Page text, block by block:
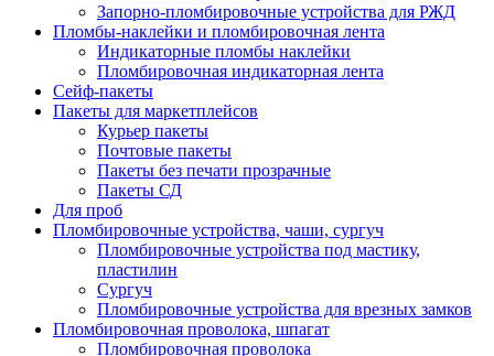
Запорно-пломбировочные устройства для РЖД
Пломбы-наклейки и пломбировочная лента
Индикаторные пломбы наклейки
Пломбировочная индикаторная лента
Сейф-пакеты
Пакеты для маркетплейсов
Курьер пакеты
Почтовые пакеты
Пакеты без печати прозрачные
Пакеты СД
Для проб
Пломбировочные устройства, чаши, сургуч
Пломбировочные устройства под мастику,
пластилин
Сургуч
Пломбировочные устройства для врезных замков
Пломбировочная проволока, шпагат
Пломбировочная проволока